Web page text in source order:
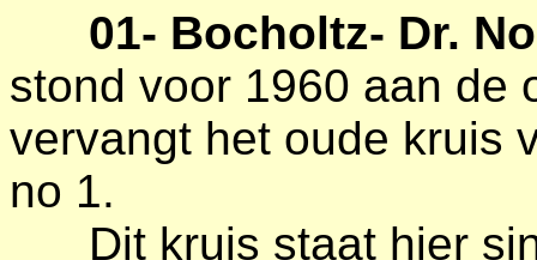
01- Bocholtz- Dr.
stond voor 1960 aan de
vervangt het oude kruis
no 1.
Dit kruis staat hier